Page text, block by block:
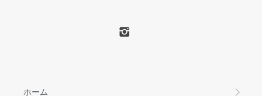
ホーム